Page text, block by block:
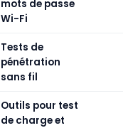
mots de passe
Wi-Fi
Tests de
pénétration
sans fil
Outils pour test
de charge et